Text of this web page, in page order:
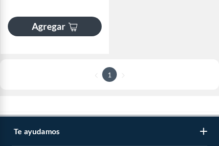
Agregar
1
Te ayudamos